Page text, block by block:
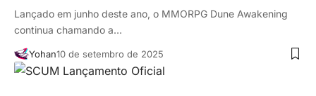
Lançado em junho deste ano, o MMORPG Dune Awakening
continua chamando a…
Yohan10 de setembro de 2025